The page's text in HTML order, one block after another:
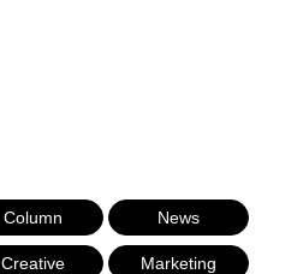
Column News
Creative Marketing